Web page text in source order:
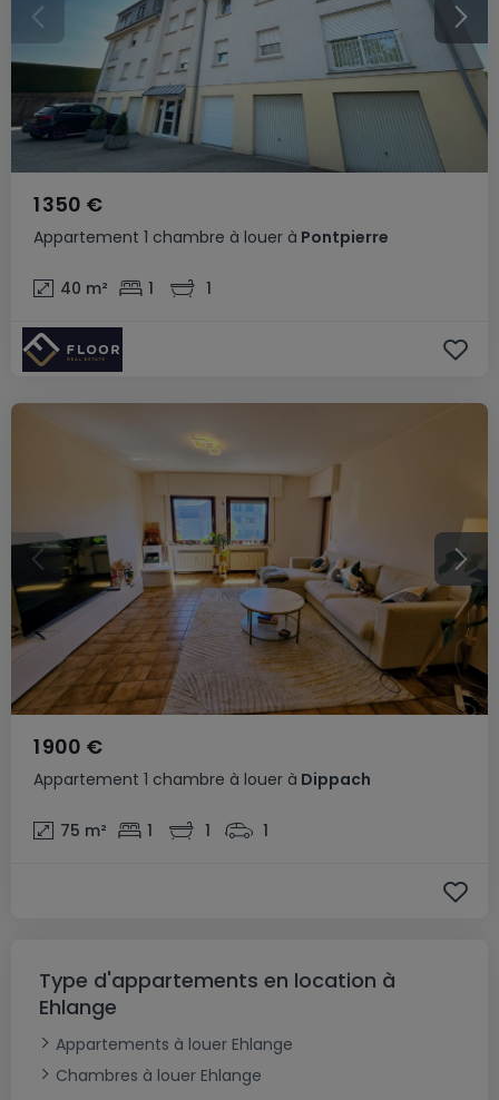
Appartement 1 chambre à louer à Pontpierre
1 350 €
40 m² 1 1
Appartement 1 chambre à louer à Dippach
1 900 €
75 m² 1 1 1
Type d'appartements en location à
Ehlange
Appartements à louer Ehlange
Chambres à louer Ehlange